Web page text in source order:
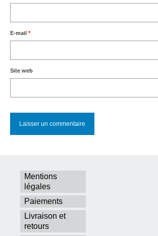
E-mail *
Site web
Mentions
légales
Paiements
Livraison et
retours